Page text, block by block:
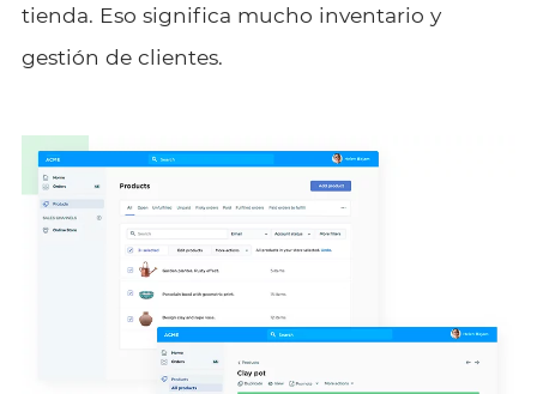
tienda. Eso significa mucho inventario y
gestión de clientes.